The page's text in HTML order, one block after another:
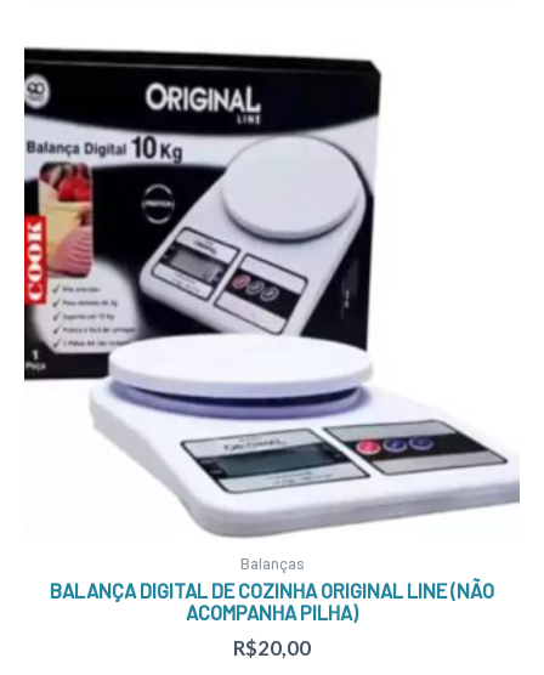
Balanças
BALANÇA DIGITAL DE COZINHA ORIGINAL LINE (NÃO
ACOMPANHA PILHA)
R$20,00